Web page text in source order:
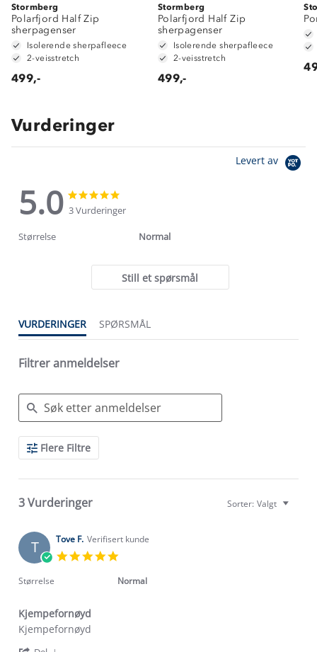
Stormberg
Polarfjord Half Zip
sherpagenser
Isolerende sherpafleece
2-veisstretch
499,-
Stormberg
Polarfjord Half Zip
sherpagenser
Isolerende sherpafleece
2-veisstretch
499,-
Vurderinger
Levert av
5.0
5.0
star
rating
star
3 Vurderinger
Størrelse Normal
Still et spørsmål
VURDERINGER SPØRSMÅL
Filtrer anmeldelser
Search
ReviewsFlere Filtre
3 Vurderinger Sorter: Valgt
T Tove F. Verifisert kunde
rating
Størrelse Normal
Kjempefornøyd
Review
review
Kjempefornøyd